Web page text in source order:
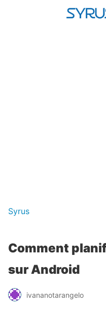
Syrus
Comment
sur Android
ivananotarangelo